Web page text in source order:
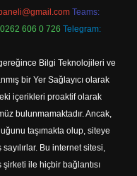
Teams:
606 0 726 Telegram:
Bilgi Teknolojileri ve
bir Yer Sağlayıcı olarak
içerikleri proaktif olarak
bulunmamaktadır. Ancak,
taşımakta olup, siteye
Bu internet sitesi,
ile hiçbir bağlantısı